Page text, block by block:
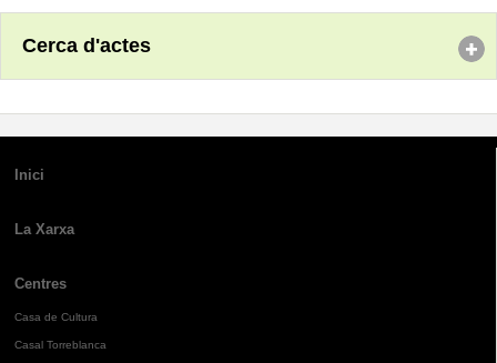
Cerca d'actes
Inici
La Xarxa
Centres
Casa de Cultura
Casal Torreblanca